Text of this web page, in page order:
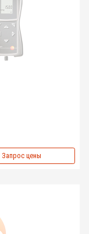
Запрос цены